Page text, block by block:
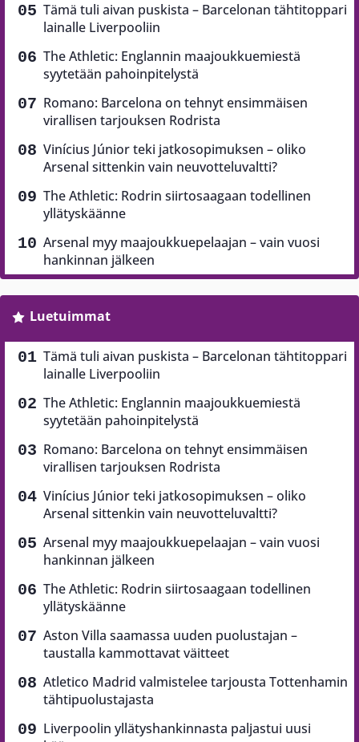
Tämä tuli aivan puskista – Barcelonan tähtitoppari
lainalle Liverpooliin
The Athletic: Englannin maajoukkuemiestä
syytetään pahoinpitelystä
Romano: Barcelona on tehnyt ensimmäisen
virallisen tarjouksen Rodrista
Vinícius Júnior teki jatkosopimuksen – oliko
Arsenal sittenkin vain neuvotteluvaltti?
The Athletic: Rodrin siirtosaagaan todellinen
yllätyskäänne
Arsenal myy maajoukkuepelaajan – vain vuosi
hankinnan jälkeen
Luetuimmat
Tämä tuli aivan puskista – Barcelonan tähtitoppari
lainalle Liverpooliin
The Athletic: Englannin maajoukkuemiestä
syytetään pahoinpitelystä
Romano: Barcelona on tehnyt ensimmäisen
virallisen tarjouksen Rodrista
Vinícius Júnior teki jatkosopimuksen – oliko
Arsenal sittenkin vain neuvotteluvaltti?
Arsenal myy maajoukkuepelaajan – vain vuosi
hankinnan jälkeen
The Athletic: Rodrin siirtosaagaan todellinen
yllätyskäänne
Aston Villa saamassa uuden puolustajan –
taustalla kammottavat väitteet
Atletico Madrid valmistelee tarjousta Tottenhamin
tähtipuolustajasta
Liverpoolin yllätyshankinnasta paljastui uusi